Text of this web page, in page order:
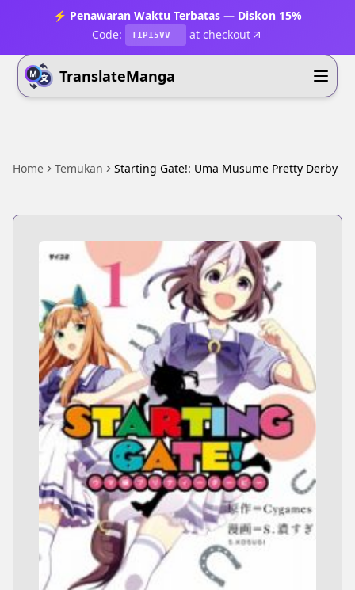
⚡ Penawaran Waktu Terbatas — Diskon 15%
Code:
T1P15VV at checkout
TranslateManga
Home Temukan Starting Gate!: Uma Musume Pretty Derby